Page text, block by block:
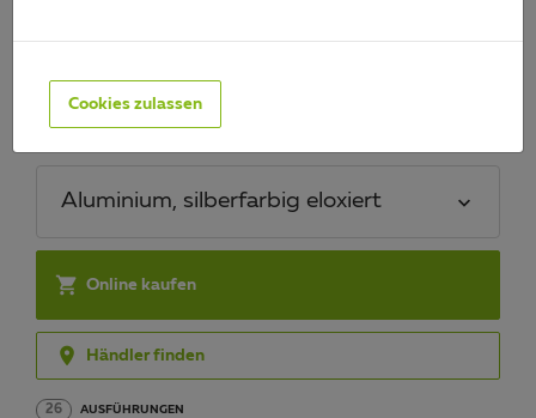
Cookies zulassen
WINKELPROFIL
Art.-Nr. 474768
Aluminium, silberfarbig eloxiert
 Online kaufen
 Händler finden
26 AUSFÜHRUNGEN